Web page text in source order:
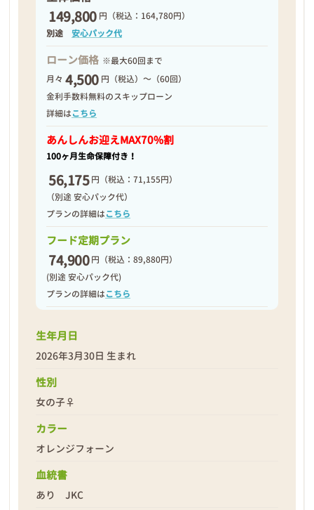
149,800 円 （税込：164,780円）
別途安心パック代
ローン価格 ※最大60回まで
月々 4,500 円（税込）～（60回）
金利手数料無料のスキップローン
詳細はこちら
あんしんお迎えMAX70%割
100ヶ月生命保障付き！
56,175 円 （税込：71,155円）
（別途 安心パック代）
プランの詳細はこちら
フード定期プラン
74,900 円 （税込：89,880円）
(別途 安心パック代)
プランの詳細はこちら
生年月日
2026年3月30日 生まれ
性別
女の子♀
カラー
オレンジフォーン
血統書
あり JKC